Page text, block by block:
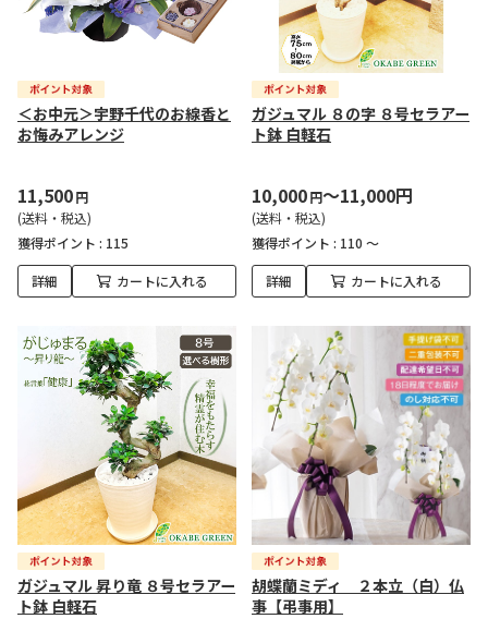
＜お中元＞宇野千代のお線香と
お悔みアレンジ
11,500円
(送料・税込)
獲得ポイント : 115
詳細 カートに入れる
ガジュマル ８の字 ８号セラアー
ト鉢 白軽石
10,000円～11,000円
(送料・税込)
獲得ポイント : 110 ～
詳細 カートに入れる
ガジュマル 昇り竜 ８号セラアー
ト鉢 白軽石
胡蝶蘭ミディ ２本立（白）仏
事【弔事用】